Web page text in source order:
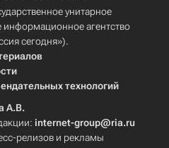
унитарное
агентство
сегодня»).
технологий
А.В.
internet-group@ria.ru
релизов и рекламы